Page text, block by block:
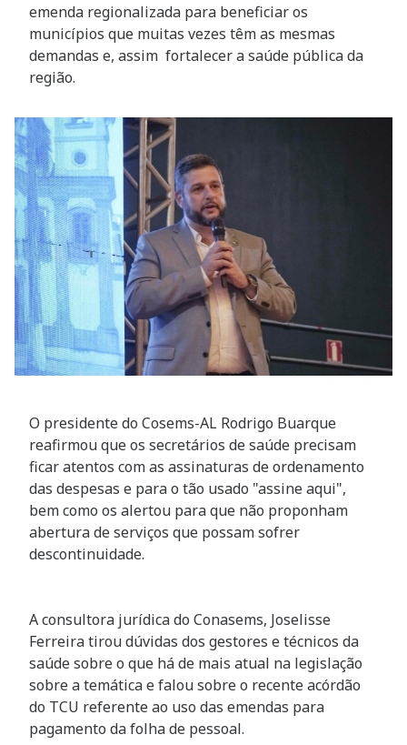
emenda regionalizada para beneficiar os
municípios que muitas vezes têm as mesmas
demandas e, assim fortalecer a saúde pública da
região.
O presidente do Cosems-AL Rodrigo Buarque
reafirmou que os secretários de saúde precisam
ficar atentos com as assinaturas de ordenamento
das despesas e para o tão usado "assine aqui",
bem como os alertou para que não proponham
abertura de serviços que possam sofrer
descontinuidade.
A consultora jurídica do Conasems, Joselisse
Ferreira tirou dúvidas dos gestores e técnicos da
saúde sobre o que há de mais atual na legislação
sobre a temática e falou sobre o recente acórdão
do TCU referente ao uso das emendas para
pagamento da folha de pessoal.